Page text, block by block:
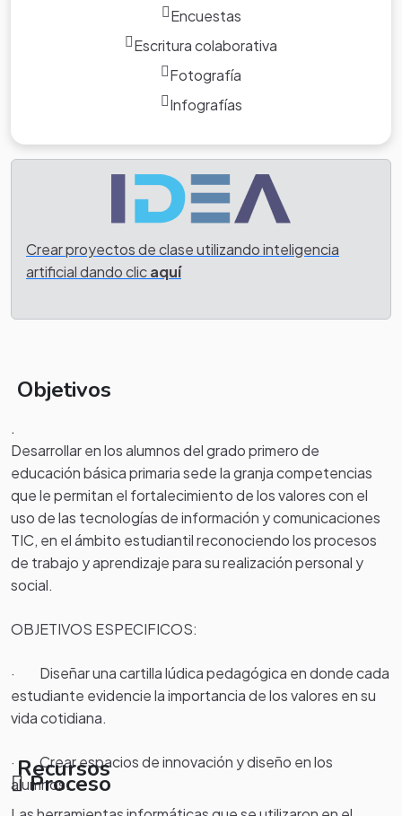
Encuestas
Escritura colaborativa
Fotografía
Infografías
Crear proyectos de clase utilizando inteligencia
artificial dando clicaquí
Objetivos
.
Desarrollar en los alumnos del grado primero de
educación básica primaria sede la granja competencias
que le permitan el fortalecimiento de los valores con el
uso de las tecnologías de información y comunicaciones
TIC, en el ámbito estudiantil reconociendo los procesos
de trabajo y aprendizaje para su realización personal y
social.
OBJETIVOS ESPECIFICOS:
· Diseñar una cartilla lúdica pedagógica en donde cada
estudiante evidencie la importancia de los valores en su
vida cotidiana.
· Crear espacios de innovación y diseño en los
alumnos.
Recursos
Proceso